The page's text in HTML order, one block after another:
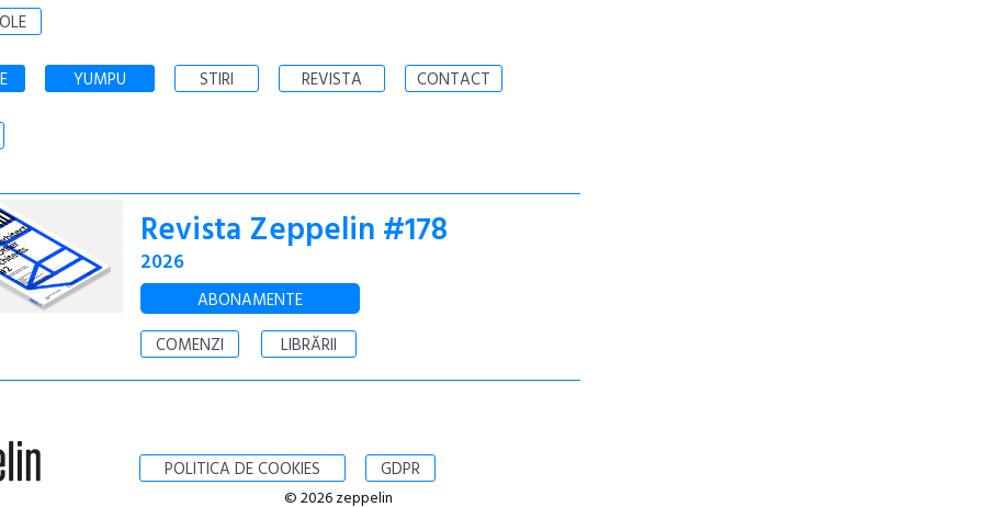
YUMPU STIRI REVISTA CONTACT
Revista Zeppelin #178
2026
ABONAMENTE
COMENZI
LIBRĂRII
POLITICA DE COOKIES GDPR
© 2026 zeppelin